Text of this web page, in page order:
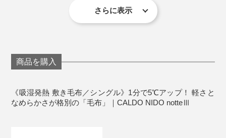
軽に洗えて、ラクに干せます。何度洗ってもヘタリにく
く、発熱の性能も変わりません。
筋金入りの冷え性のスタッフは、真冬は電気毛布の熱も
冷ましてしまうほどで、以前は寝付くまでに時間がかか
１シーズン使い倒して、今年で2シーズン目。洗濯機で
そのまま。天然素材の寝具と比べ、軽くて洗濯するのも
干すのもラクでいいとか。今年は「掛け毛布」を買い足
さらに表示
商品を購入
《吸湿発熱 敷き毛布／シングル》1分で5℃アップ！ 軽さと
なめらかさが格別の「毛布」｜CALDO NIDO notteⅢ